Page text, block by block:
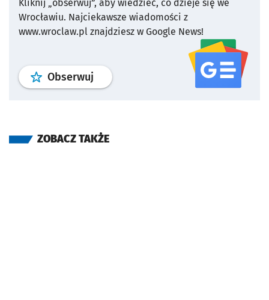
Kliknij „obserwuj”, aby wiedzieć, co dzieje się we
Wrocławiu. Najciekawsze wiadomości z
www.wroclaw.pl znajdziesz w Google News!
Obserwuj profil serwisu
ZOBACZ TAKŻE